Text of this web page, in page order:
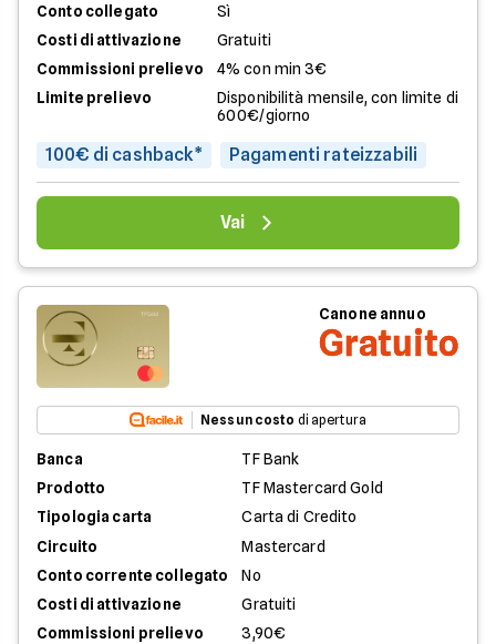
Conto collegato
Sì
Costi di attivazione
Gratuiti
Commissioni prelievo
4% con min 3€
Limite prelievo
Disponibilità mensile, con limite di
600€/giorno
100€ di cashback* Pagamenti rateizzabili
Vai
Canone annuo
Gratuito
Nessun costo di apertura
Banca
TF Bank
Prodotto
TF Mastercard Gold
Tipologia carta
Carta di Credito
Circuito
Mastercard
Conto corrente collegato
No
Costi di attivazione
Gratuiti
Commissioni prelievo
3,90€